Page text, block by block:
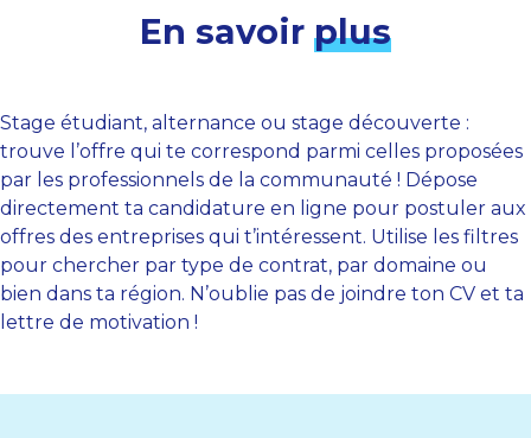
En savoir plus
Stage étudiant, alternance ou stage découverte :
trouve l’offre qui te correspond parmi celles proposées
par les professionnels de la communauté ! Dépose
directement ta candidature en ligne pour postuler aux
offres des entreprises qui t’intéressent. Utilise les filtres
pour chercher par type de contrat, par domaine ou
bien dans ta région. N’oublie pas de joindre ton CV et ta
lettre de motivation !